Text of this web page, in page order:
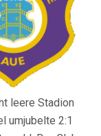
leere Stadion
umjubelte 2:1